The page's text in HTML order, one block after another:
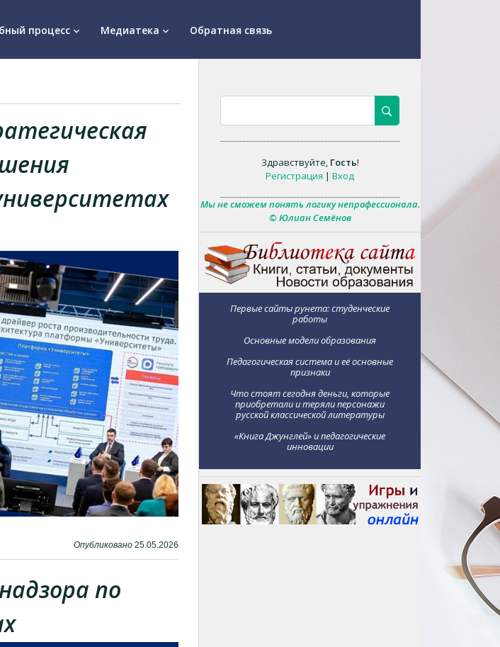
процесс keyboard_arrow_down Медиатека keyboard_arrow_down Обратная связь
Опубликовано 25.05.2026
по
Здравствуйте, Гость!
Регистрация |Вход
Мы не сможем понять логику непрофессионала.
© Юлиан Семёнов
Первые сайты рунета: студенческие
работы
Основные модели образования
Педагогическая система и её основные
признаки
Что стоят сегодня деньги, которые
приобретали и теряли персонажи
русской классической литературы
«Книга Джунглей» и педагогические
инновации